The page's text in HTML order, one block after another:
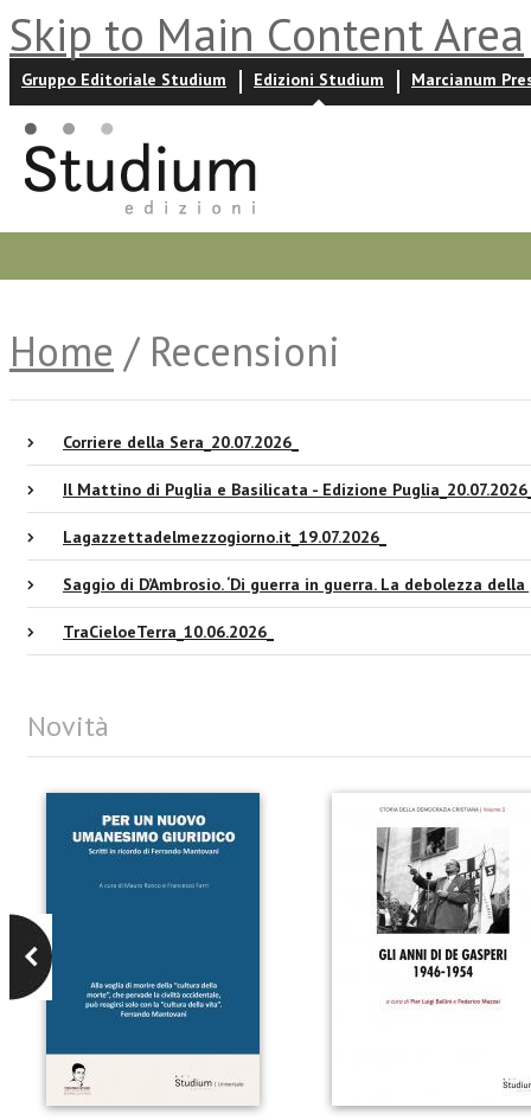
Skip to Main Content Area
Gruppo Editoriale Studium Edizioni Studium Marcianum
Home / Recensioni
Corriere della Sera_20.07.2026_
Il Mattino di Puglia e Basilicata - Edizione
Lagazzettadelmezzogiorno.it_19.07.2026_
Saggio di D’Ambrosio. ‘Di guerra in guerra. La debolezza
TraCieloeTerra_10.06.2026_
Novità